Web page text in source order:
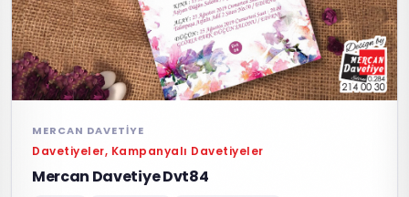
MERCAN DAVETIYE
Davetiyeler, Kampanyalı Davetiyeler
Mercan Davetiye Dvt84